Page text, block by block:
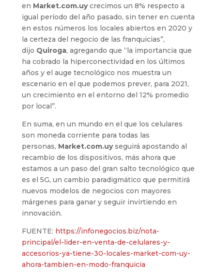
en Market.com.uycrecimos un 8% respecto a
igual período del año pasado, sin tener en cuenta
en estos números los locales abiertos en 2020 y
la certeza del negocio de las franquicias”,
dijo Quiroga, agregando que “la importancia que
ha cobrado la hiperconectividad en los últimos
años y el auge tecnológico nos muestra un
escenario en el que podemos prever, para 2021,
un crecimiento en el entorno del 12% promedio
por local”.
En suma, en un mundo en el que los celulares
son moneda corriente para todas las
personas, Market.com.uyseguirá apostando al
recambio de los dispositivos, más ahora que
estamos a un paso del gran salto tecnológico que
es el 5G, un cambio paradigmático que permitirá
nuevos modelos de negocios con mayores
márgenes para ganar y seguir invirtiendo en
innovación.
FUENTE: https://infonegocios.biz/nota-
principal/el-lider-en-venta-de-celulares-y-
accesorios-ya-tiene-30-locales-market-com-uy-
ahora-tambien-en-modo-franquicia